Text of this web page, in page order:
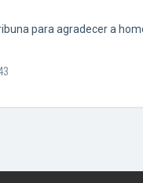
para agradecer a